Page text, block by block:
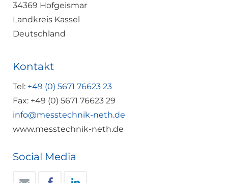
34369 Hofgeismar
Landkreis Kassel
Deutschland
Kontakt
Tel: +49 (0) 5671 76623 23
Fax: +49 (0) 5671 76623 29
info@messtechnik-neth.de
www.messtechnik-neth.de
Social Media